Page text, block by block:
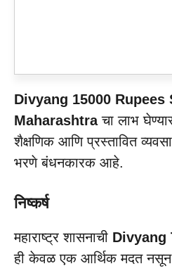
Divyang 15000 Rupees
Maharashtraचा लाभ
शैक्षणिक आणि प्रस्तावित
भरणे बंधनकारक आहे.
निष्कर्ष
​महाराष्ट्र शासनाची Divyang
ही केवळ एक आर्थिक मदत